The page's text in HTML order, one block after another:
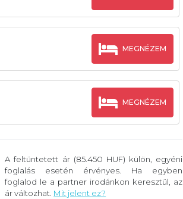
MEGNÉZEM
MEGNÉZEM
A feltüntetett ár (85.450 HUF) külön, egyéni
foglalás esetén érvényes. Ha egyben
foglalod le a partner irodánkon keresztül, az
ár változhat. Mit jelent ez?